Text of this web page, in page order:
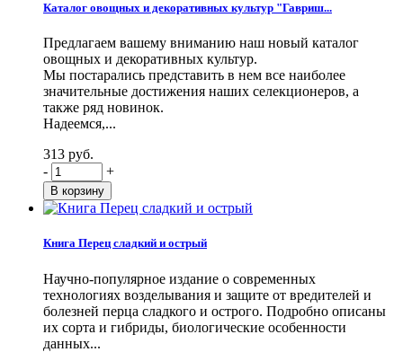
Каталог овощных и декоративных культур "Гавриш...
Предлагаем вашему вниманию наш новый каталог
овощных и декоративных культур.
Мы постарались представить в нем все наиболее
значительные достижения наших селекционеров, а
также ряд новинок.
Надеемся,...
313 руб.
-
+
Книга Перец сладкий и острый
Научно-популярное издание о современных
технологиях возделывания и защите от вредителей и
болезней перца сладкого и острого. Подробно описаны
их сорта и гибриды, биологические особенности
данных...